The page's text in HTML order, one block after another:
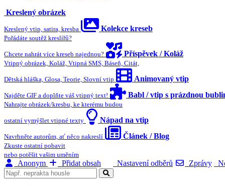
Kreslený obrázek
Kreslený vtip, satira, kresba Kolekce kreseb
Pořádáte soutěž kreslířů?
Chcete nahrát více kreseb najednou? Příspěvek / Koláž
Vtipný obrázek, Koláž, Vtipná SMS, Báseň, Citát,
Dětská hláška, Glosa, Teorie, Slovní vtip Animovaný vtip
Najděte GIF a doplňte váš vtipný text! Babl / vtip s prázdnou
Nahrajte obrázek/kresbu, ke kterému budou
ostatní vymýšlet vtipné texty Nápad na vtip
Navrhněte autorům, ať něco nakreslí Článek / Blog
Zkuste ostatní pobavit
nebo potěšit vašim uměním
Anonym Přidat obsah Nastavení odběrů Zprávy